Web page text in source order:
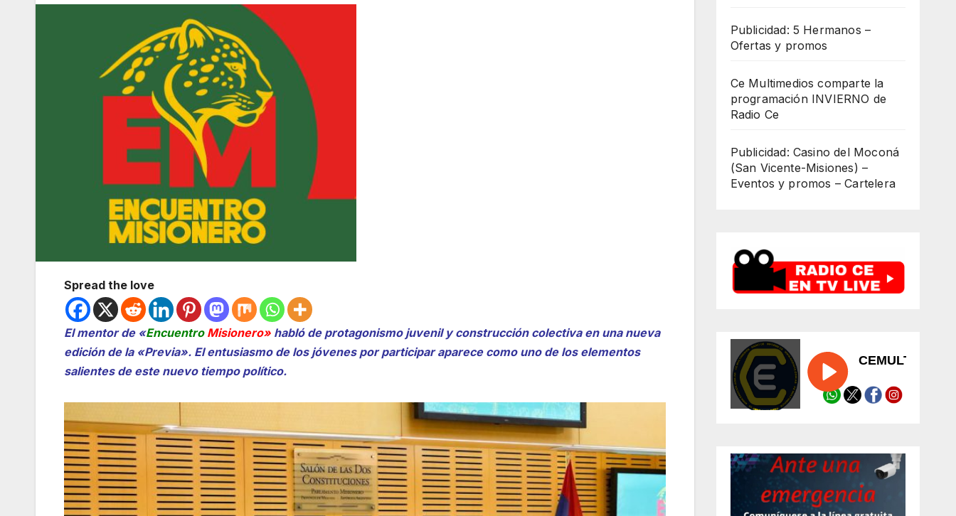
Spread the love
El mentor de «Encuentro Misionero» habló de protagonismo juvenil y construcción colectiva en una nueva
edición de la «Previa». El entusiasmo de los jóvenes por participar aparece como uno de los elementos
salientes de este nuevo tiempo político.
Publicidad: 5 Hermanos –
Ofertas y promos
Ce Multimedios comparte la
programación INVIERNO de
Radio Ce
Publicidad: Casino del Moconá
(San Vicente-Misiones) –
Eventos y promos – Cartelera